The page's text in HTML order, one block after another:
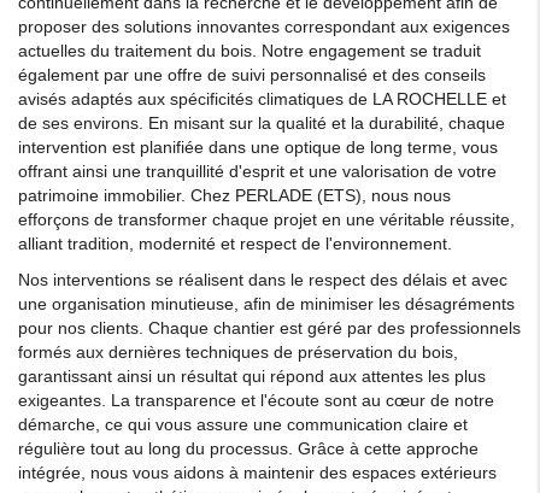
proposer des solutions innovantes correspondant aux exigences
actuelles du traitement du bois. Notre engagement se traduit
également par une offre de suivi personnalisé et des conseils
avisés adaptés aux spécificités climatiques de LA ROCHELLE et
de ses environs. En misant sur la qualité et la durabilité, chaque
intervention est planifiée dans une optique de long terme, vous
offrant ainsi une tranquillité d'esprit et une valorisation de votre
patrimoine immobilier. Chez PERLADE (ETS), nous nous
efforçons de transformer chaque projet en une véritable réussite,
alliant tradition, modernité et respect de l'environnement.
Nos interventions se réalisent dans le respect des délais et avec
une organisation minutieuse, afin de minimiser les désagréments
pour nos clients. Chaque chantier est géré par des professionnels
formés aux dernières techniques de préservation du bois,
garantissant ainsi un résultat qui répond aux attentes les plus
exigeantes. La transparence et l'écoute sont au cœur de notre
démarche, ce qui vous assure une communication claire et
régulière tout au long du processus. Grâce à cette approche
intégrée, nous vous aidons à maintenir des espaces extérieurs